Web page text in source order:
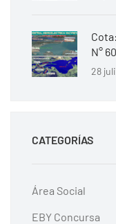
N°
28
CATEGORÍAS
Área Social
EBY Concursa